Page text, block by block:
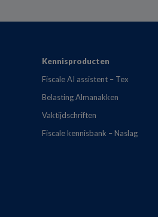
Kennisproducten
Fiscale AI assistent – Tex
Belasting Almanakken
Vaktijdschriften
Fiscale kennisbank – Naslag